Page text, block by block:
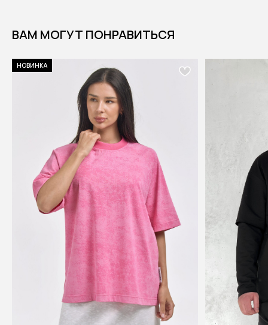
ВАМ МОГУТ ПОНРАВИТЬСЯ
НОВИНКА